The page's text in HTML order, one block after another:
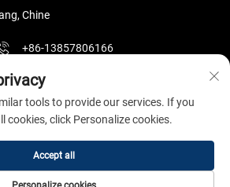
Chine
+86-13857806166
[email protected]
Aerogel Co.,Ltd Tous droits réservés
de confidentialité
tools to provide our services. If you
cookies, click Personalize cookies.
Accept all